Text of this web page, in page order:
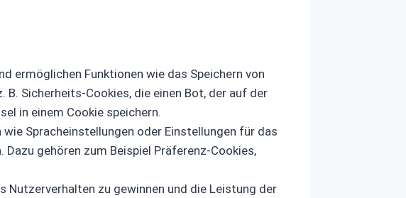
ermöglichen Funktionen wie das Speichern von
Sicherheits-Cookies, die einen Bot, der auf der
in einem Cookie speichern.
Spracheinstellungen oder Einstellungen für das
gehören zum Beispiel Präferenz-Cookies,
Nutzerverhalten zu gewinnen und die Leistung der